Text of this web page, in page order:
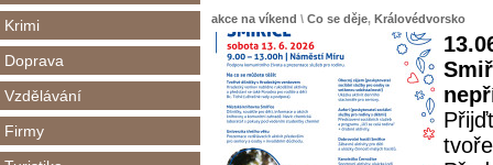
Krimi
Doprava
Vzdělávání
Firmy
akce na víkend \ Co se děje, Královédvorsko